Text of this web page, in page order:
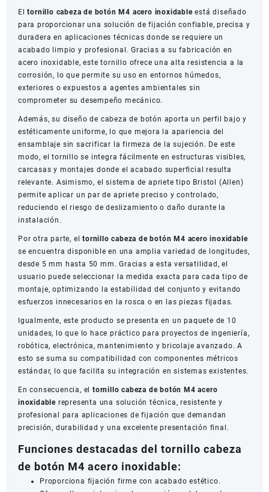
X10
cantidad
Eltornillo cabeza de botón M4 acero inoxidableestá diseñado
para proporcionar una solución de fijación confiable, precisa y
duradera en aplicaciones técnicas donde se requiere un
acabado limpio y profesional. Gracias a su fabricación en
acero inoxidable, este tornillo ofrece una alta resistencia a la
corrosión, lo que permite su uso en entornos húmedos,
exteriores o expuestos a agentes ambientales sin
comprometer su desempeño mecánico.
Además, su diseño de cabeza de botón aporta un perfil bajo y
estéticamente uniforme, lo que mejora la apariencia del
ensamblaje sin sacrificar la firmeza de la sujeción. De este
modo, el tornillo se integra fácilmente en estructuras visibles,
carcasas y montajes donde el acabado superficial resulta
relevante. Asimismo, el sistema de apriete tipo Bristol (Allen)
permite aplicar un par de apriete preciso y controlado,
reduciendo el riesgo de deslizamiento o daño durante la
instalación.
Por otra parte, eltornillo cabeza de botón M4 acero inoxidable
se encuentra disponible en una amplia variedad de longitudes,
desde 5 mm hasta 50 mm. Gracias a esta versatilidad, el
usuario puede seleccionar la medida exacta para cada tipo de
montaje, optimizando la estabilidad del conjunto y evitando
esfuerzos innecesarios en la rosca o en las piezas fijadas.
Igualmente, este producto se presenta en un paquete de 10
unidades, lo que lo hace práctico para proyectos de ingeniería,
robótica, electrónica, mantenimiento y bricolaje avanzado. A
esto se suma su compatibilidad con componentes métricos
estándar, lo que facilita su integración en sistemas existentes.
En consecuencia, el tornillo cabeza de botón M4 acero
inoxidable representa una solución técnica, resistente y
profesional para aplicaciones de fijación que demandan
precisión, durabilidad y una excelente presentación final.
Funciones destacadas del tornillo cabeza
de botón M4 acero inoxidable:
Proporciona fijación firme con acabado estético.